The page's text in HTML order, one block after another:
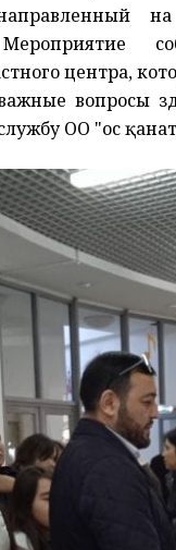
Мероприятие
центра,
вопросы
ОО "Қос